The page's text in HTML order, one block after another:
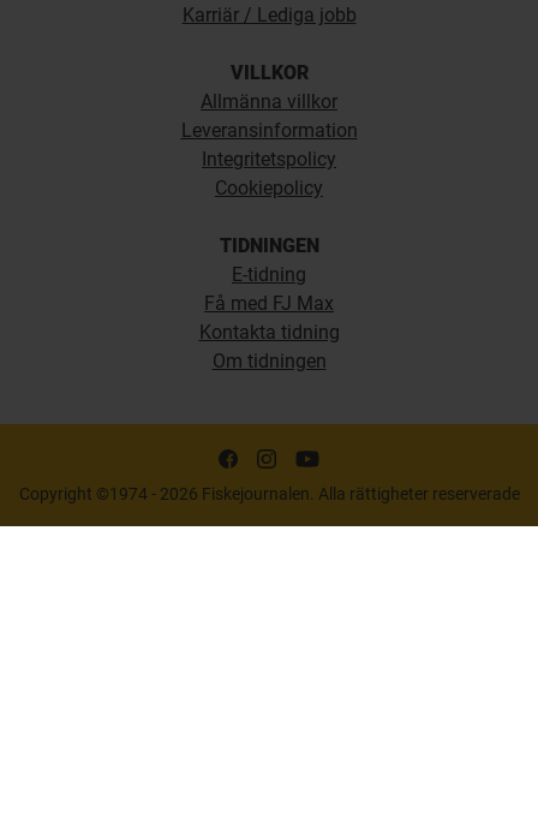
Karriär / Lediga jobb
VILLKOR
Allmänna villkor
Leveransinformation
Integritetspolicy
Cookiepolicy
TIDNINGEN
E-tidning
Få med FJ Max
Kontakta tidning
Om tidningen
Copyright ©1974 - 2026 Fiskejournalen. Alla rättigheter reserverade